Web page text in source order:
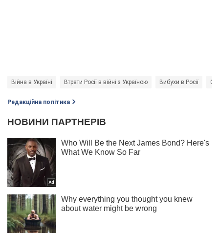
Війна в Україні Втрати Росії в війні з Україною Вибухи в Росії
Редакційна політика